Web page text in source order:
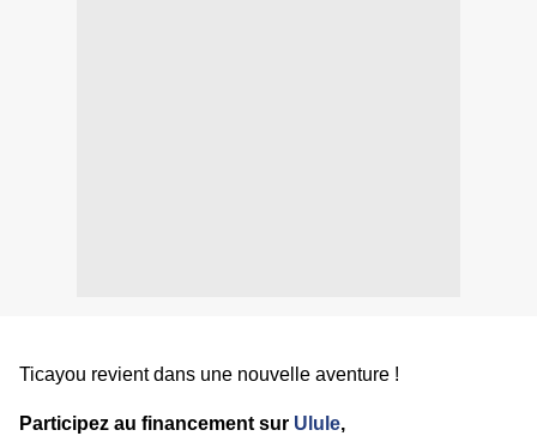
Ticayou revient dans une nouvelle aventure !
Participez au financement sur Ulule,